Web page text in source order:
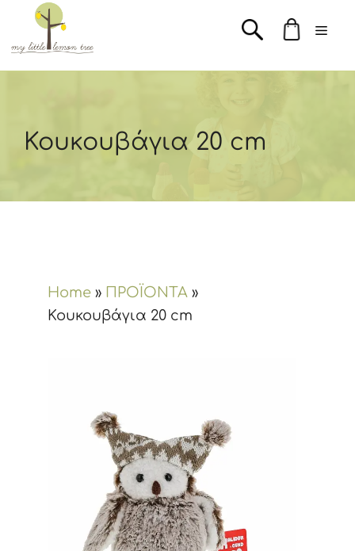
Μετάβαση
περιεχόμενο
Κουκουβάγια 20 cm
Home » ΠΡΟΪΟΝΤΑ »
Κουκουβάγια 20 cm